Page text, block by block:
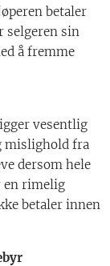
betaler
selgeren sin
å fremme
vesentlig
mislighold fra
dersom hele
en rimelig
betaler innen